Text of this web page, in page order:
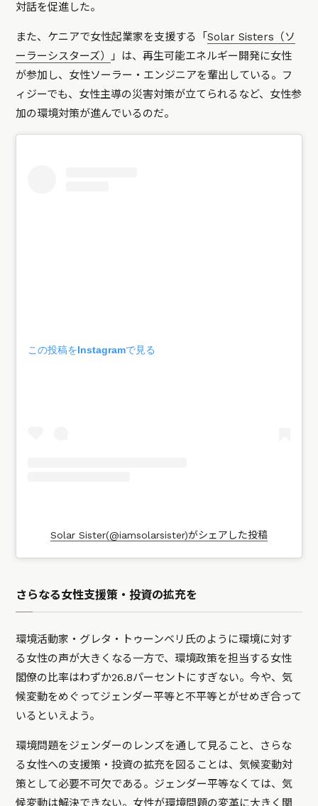
対話を促進した。
また、ケニアで女性起業家を支援する「Solar Sisters（ソ
ーラーシスターズ）
」は、再生可能エネルギー開発に女性
が参加し、女性ソーラー・エンジニアを輩出している。フ
ィジーでも、女性主導の災害対策が立てられるなど、女性参
加の環境対策が進んでいるのだ。
この投稿をInstagramで見る
Solar Sister(@iamsolarsister)がシェアした投稿
さらなる女性支援策・投資の拡充を
環境活動家・グレタ・トゥーンベリ氏のように環境に対す
る女性の声が大きくなる一方で、環境政策を担当する女性
閣僚の比率はわずか26.8パーセントにすぎない。今や、気
候変動をめぐってジェンダー平等と不平等とがせめぎ合って
いるといえよう。
環境問題をジェンダーのレンズを通して見ること、さらな
る女性への支援策・投資の拡充を図ることは、気候変動対
策として必要不可欠である。ジェンダー平等なくては、気
候変動は解決できない。女性が環境問題の変革に大きく関